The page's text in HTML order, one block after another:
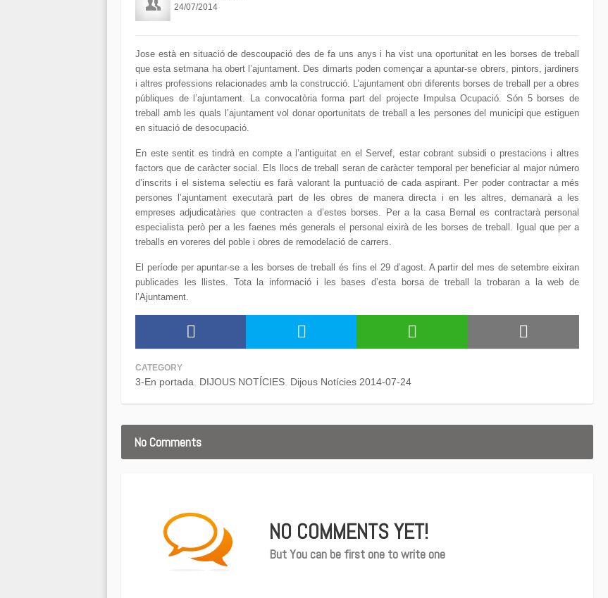
24/07/2014
Jose està en situació de descoupació des de fa uns anys i ha vist una oportunitat en les borses de treball
que esta setmana ha obert l’ajuntament. Des dimarts poden començar a apuntar-se obrers, pintors, jardiners
i altres professions relacionades amb la construcció. L’ajuntament obri diferents borses de treball per a obres
públiques de l’ajuntament. La convocatòria forma part del projecte Impulsa Ocupació. Són 5 borses de
treball amb les quals l’ajuntament vol donar oportunitats de treball a les persones del municipi que estiguen
en situació de desocupació.
En este sentit es tindrà en compte a l’antiguitat en el Servef, estar cobrant subsidi o prestacions i altres
factors que de caràcter social. Els llocs de treball seran de caràcter temporal per beneficiar al major número
d’inscrits i el sistema selectiu es farà valorant la puntuació de cada aspirant. Per poder contractar a més
persones l’ajuntament executarà part de les obres de manera directa i en les altres, demanarà a les
empreses adjudicatàries que contracten a d’estes borses. Per a la casa Bernal es contractarà personal
especialista però per a les faenes més generals el personal eixirà de les borses de treball. Igual que per a
treballs en voreres del poble i obres de remodelació de carrers.
El període per apuntar-se a les borses de treball és fins el 29 d’agost. A partir del mes de setembre eixiran
publicades les llistes. Tota la informació i les bases d’esta borsa de treball la trobaran a la web de
l’Ajuntament.
CATEGORY
3-En portada DIJOUS NOTÍCIES Dijous Notícies 2014-07-24
No Comments
NO COMMENTS YET!
But You can be first one to write one